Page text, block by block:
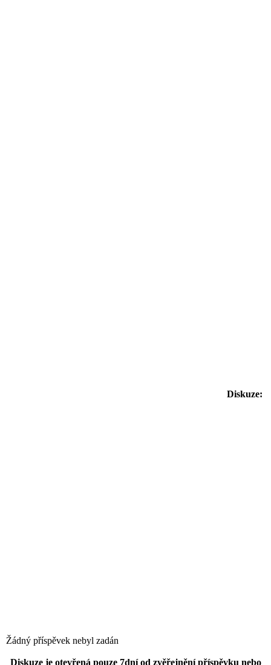
Diskuze:
Žádný příspěvek nebyl zadán
Diskuze je otevřená pouze 7dní od zvěřejnění příspěvku nebo